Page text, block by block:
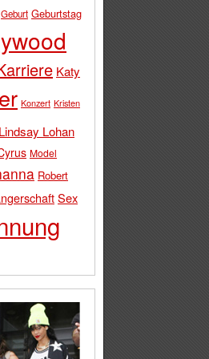
Geburt Geburtstag
Katy
Konzert Kristen
Lindsay Lohan
Model
Robert
Sex